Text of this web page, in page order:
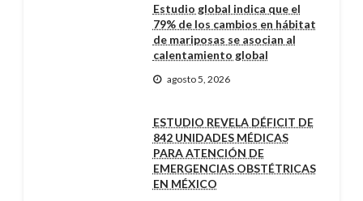
Estudio global indica que el
79% de los cambios en hábitat
de mariposas se asocian al
calentamiento global
agosto 5, 2026
ESTUDIO REVELA DÉFICIT DE
842 UNIDADES MÉDICAS
PARA ATENCIÓN DE
EMERGENCIAS OBSTÉTRICAS
EN MÉXICO